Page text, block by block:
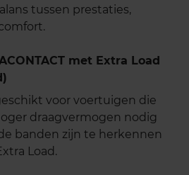
tussen prestaties,
met Extra Load
voor voertuigen die
draagvermogen nodig
banden zijn te herkennen
Load.